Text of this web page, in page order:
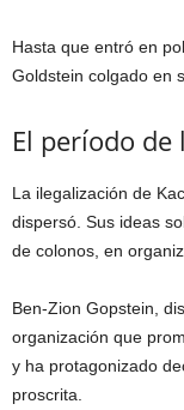
Hasta que entró en
Goldstein colgado en
El período de
La ilegalización de
dispersó. Sus ideas
de colonos, en
Ben-Zion Gopstein,
organización que
y ha protagonizado
proscrita.